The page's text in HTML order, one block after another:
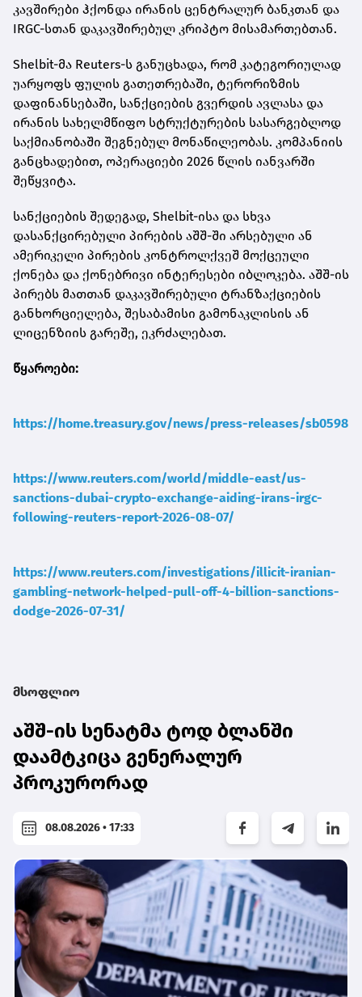
კავშირები ჰქონდა ირანის ცენტრალურ ბანკთან და
IRGC-სთან დაკავშირებულ კრიპტო მისამართებთან.
Shelbit-მა Reuters-ს განუცხადა, რომ კატეგორიულად
უარყოფს ფულის გათეთრებაში, ტერორიზმის
დაფინანსებაში, სანქციების გვერდის ავლასა და
ირანის სახელმწიფო სტრუქტურების სასარგებლოდ
საქმიანობაში შეგნებულ მონაწილეობას. კომპანიის
განცხადებით, ოპერაციები 2026 წლის იანვარში
შეწყვიტა.
სანქციების შედეგად, Shelbit-ისა და სხვა
დასანქცირებული პირების აშშ-ში არსებული ან
ამერიკელი პირების კონტროლქვეშ მოქცეული
ქონება და ქონებრივი ინტერესები იბლოკება. აშშ-ის
პირებს მათთან დაკავშირებული ტრანზაქციების
განხორციელება, შესაბამისი გამონაკლისის ან
ლიცენზიის გარეშე, ეკრძალებათ.
წყაროები:
https://home.treasury.gov/news/press-releases/sb0598
https://www.reuters.com/world/middle-east/us-
sanctions-dubai-crypto-exchange-aiding-irans-irgc-
following-reuters-report-2026-08-07/
https://www.reuters.com/investigations/illicit-iranian-
gambling-network-helped-pull-off-4-billion-sanctions-
dodge-2026-07-31/
მსოფლიო
აშშ-ის სენატმა ტოდ ბლანში
დაამტკიცა გენერალურ
პროკურორად
08.08.2026 • 17:33